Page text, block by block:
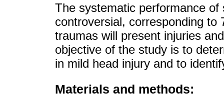
The systematic performance
controversial, corresponding
traumas will present injuries
objective of the study is to
in mild head injury and to
Materials and methods: